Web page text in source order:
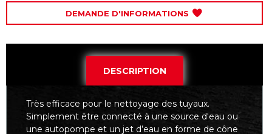
DEMANDE D'INFORMATIONS
DESCRIPTION
Très efficace pour le nettoyage des tuyaux.
Simplement être connecté à une source d'eau ou
une autopompe et un jet d’eau en forme de cône